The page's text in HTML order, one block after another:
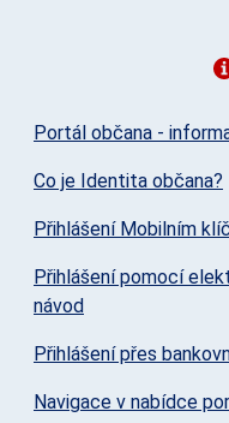
Portál občana -
Co je Identita občana?
Přihlášení Mobilním
Přihlášení pomocí
návod
Přihlášení přes
Navigace v nabídce